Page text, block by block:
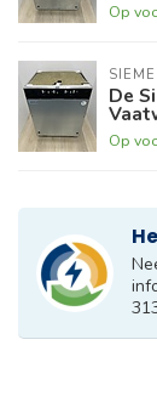
Op
De
Op